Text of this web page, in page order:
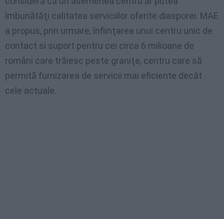
îmbunătăţi calitatea serviciilor oferite diasporei. MAE
a propus, prin urmare, înfiinţarea unui centru unic de
contact si suport pentru cei circa 6 milioane de
români care trăiesc peste graniţe, centru care să
permită furnizarea de servicii mai eficiente decât
cele actuale.